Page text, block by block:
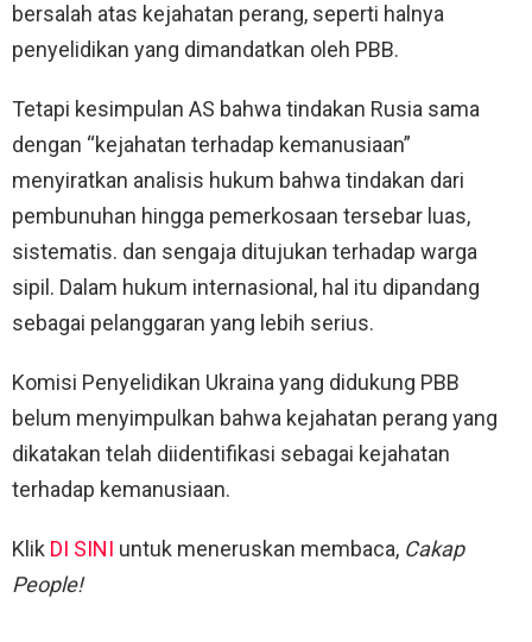
bersalah atas kejahatan perang, seperti halnya
penyelidikan yang dimandatkan oleh PBB.
Tetapi kesimpulan AS bahwa tindakan Rusia sama
dengan “kejahatan terhadap kemanusiaan”
menyiratkan analisis hukum bahwa tindakan dari
pembunuhan hingga pemerkosaan tersebar luas,
sistematis. dan sengaja ditujukan terhadap warga
sipil. Dalam hukum internasional, hal itu dipandang
sebagai pelanggaran yang lebih serius.
Komisi Penyelidikan Ukraina yang didukung PBB
belum menyimpulkan bahwa kejahatan perang yang
dikatakan telah diidentifikasi sebagai kejahatan
terhadap kemanusiaan.
Klik DI SINI untuk meneruskan membaca, Cakap
People!